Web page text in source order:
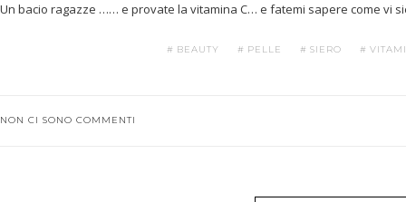
Un bacio ragazze …… e provate la vitamina C… e fatemi sapere come vi
BEAUTY PELLE SIERO
NON CI SONO COMMENTI